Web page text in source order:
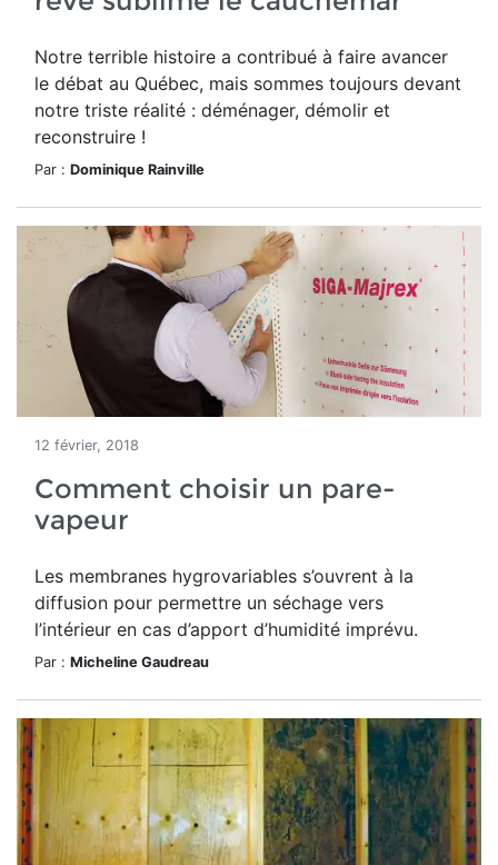
Notre terrible histoire a contribué à faire avancer
le débat au Québec, mais sommes toujours devant
notre triste réalité : déménager, démolir et
reconstruire !
Par : Dominique Rainville
12 février, 2018
Comment choisir un pare-
vapeur
Les membranes hygrovariables s’ouvrent à la
diffusion pour permettre un séchage vers
l’intérieur en cas d’apport d’humidité imprévu.
Par : Micheline Gaudreau